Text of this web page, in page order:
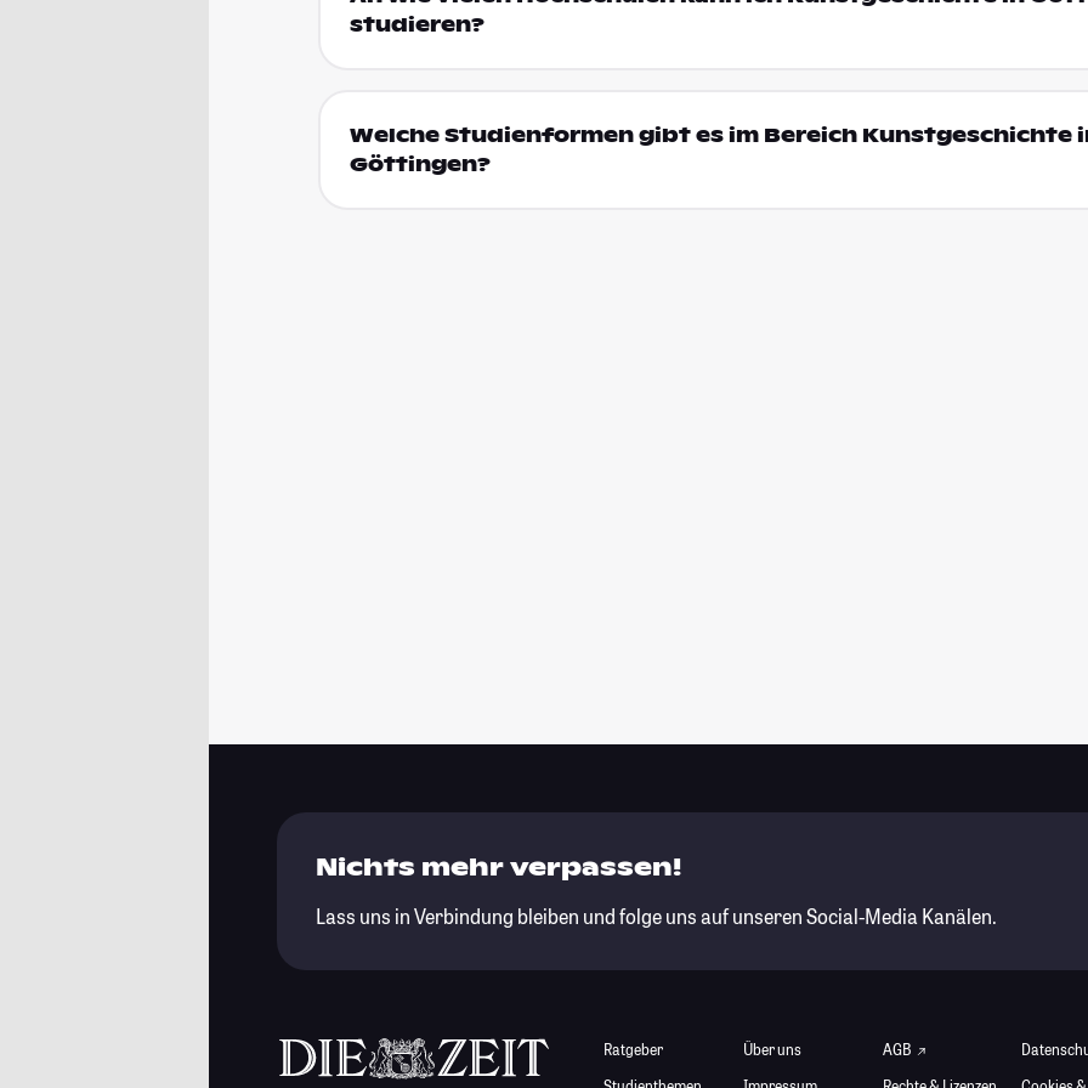
studieren?
Welche Studienformen gibt es im Bereich Kunstgeschichte
Göttingen?
Nichts mehr verpassen!
Lass uns in Verbindung bleiben und folge uns auf unseren Social-Media Kanälen.
Ratgeber
Über uns
AGB